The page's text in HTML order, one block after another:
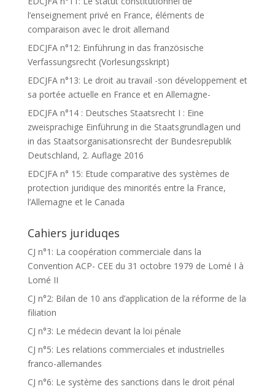
l’enseignement privé en France, éléments de
comparaison avec le droit allemand
EDCJFA n°12: Einführung in das französische
Verfassungsrecht (Vorlesungsskript)
EDCJFA n°13: Le droit au travail -son développement et
sa portée actuelle en France et en Allemagne-
EDCJFA n°14 : Deutsches Staatsrecht I : Eine
zweisprachige Einführung in die Staatsgrundlagen und
in das Staatsorganisationsrecht der Bundesrepublik
Deutschland, 2. Auflage 2016
EDCJFA n° 15: Etude comparative des systèmes de
protection juridique des minorités entre la France,
l’Allemagne et le Canada
Cahiers juriduqes
CJ n°1: La coopération commerciale dans la
Convention ACP- CEE du 31 octobre 1979 de Lomé I à
Lomé II
CJ n°2: Bilan de 10 ans d’application de la réforme de la
filiation
CJ n°3: Le médecin devant la loi pénale
CJ n°5: Les relations commerciales et industrielles
franco-allemandes
CJ n°6: Le système des sanctions dans le droit pénal